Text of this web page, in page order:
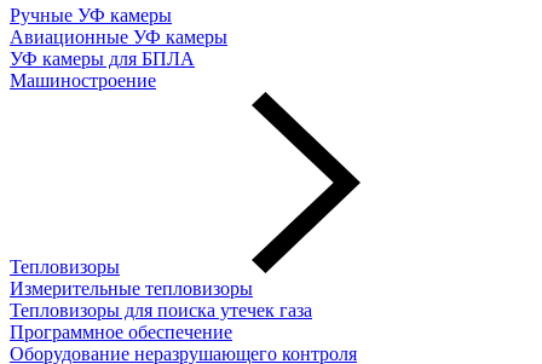
Ручные УФ камеры
Авиационные УФ камеры
УФ камеры для БПЛА
Машиностроение
Тепловизоры
Измерительные тепловизоры
Тепловизоры для поиска утечек газа
Программное обеспечение
Оборудование неразрушающего контроля